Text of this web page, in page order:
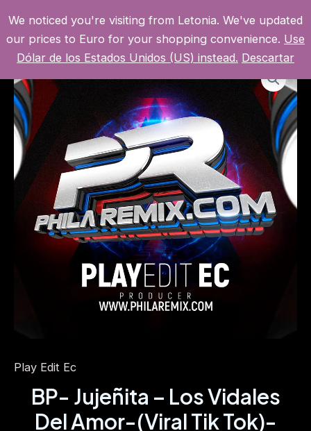
contenido
MI CUENTA
Play Edit Ec
BP- Jujeñita – Los Vidales
Del Amor-(Viral Tik Tok)-
We noticed you're visiting from Letonia. We've updated
our prices to Euro for your shopping convenience. Use
Dólar de los Estados Unidos (US) instead. Descartar